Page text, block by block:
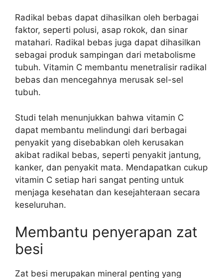
Radikal bebas dapat dihasilkan oleh berbagai
faktor, seperti polusi, asap rokok, dan sinar
matahari. Radikal bebas juga dapat dihasilkan
sebagai produk sampingan dari metabolisme
tubuh. Vitamin C membantu menetralisir radikal
bebas dan mencegahnya merusak sel-sel
tubuh.
Studi telah menunjukkan bahwa vitamin C
dapat membantu melindungi dari berbagai
penyakit yang disebabkan oleh kerusakan
akibat radikal bebas, seperti penyakit jantung,
kanker, dan penyakit mata. Mendapatkan cukup
vitamin C setiap hari sangat penting untuk
menjaga kesehatan dan kesejahteraan secara
keseluruhan.
Membantu penyerapan zat
besi
Zat besi merupakan mineral penting yang